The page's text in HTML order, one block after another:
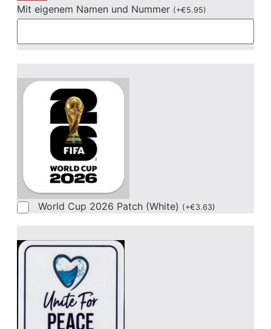
Mit eigenem Namen und Nummer (+€5.95)
World Cup 2026 Patch (White) (+€3.63)